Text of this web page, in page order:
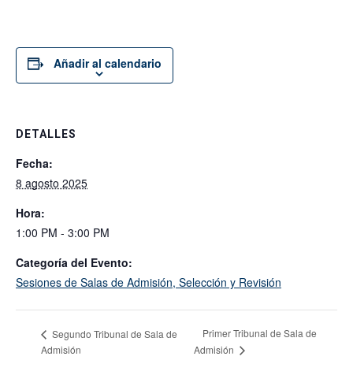
Añadir al calendario
DETALLES
Fecha:
8 agosto 2025
Hora:
1:00 PM - 3:00 PM
Categoría del Evento:
Sesiones de Salas de Admisión, Selección y Revisión
Segundo Tribunal de Sala de
Admisión
Primer Tribunal de Sala de
Admisión